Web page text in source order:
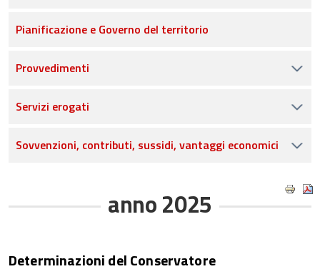
Pianificazione e Governo del territorio
Provvedimenti
Servizi erogati
Sovvenzioni, contributi, sussidi, vantaggi economici
anno 2025
Determinazioni del Conservatore